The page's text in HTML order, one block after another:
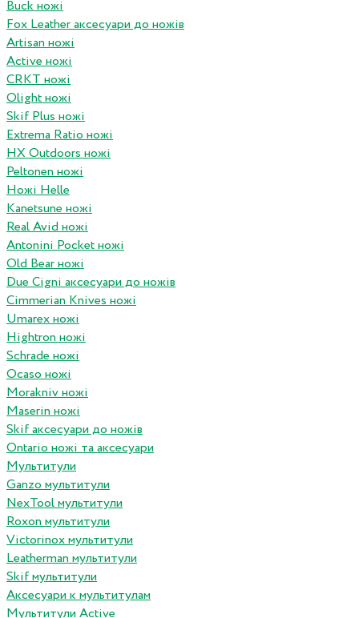
Buck ножі
Fox Leather аксесуари до ножів
Artisan ножі
Active ножі
CRKT ножі
Olight ножі
Skif Plus ножі
Extrema Ratio ножі
HX Outdoors ножі
Peltonen ножі
Ножі Helle
Kanetsune ножі
Real Avid ножі
Antonini Pocket ножі
Old Bear ножі
Due Cigni аксесуари до ножів
Cimmerian Knives ножі
Umarex ножі
Hightron ножі
Schrade ножі
Ocaso ножі
Morakniv ножі
Maserin ножі
Skif аксесуари до ножів
Ontario ножі та аксесуари
Мультитули
Ganzo мультитули
NexTool мультитули
Roxon мультитули
Victorinox мультитули
Leatherman мультитули
Skif мультитули
Аксесуари к мультитулам
Мультитули Active